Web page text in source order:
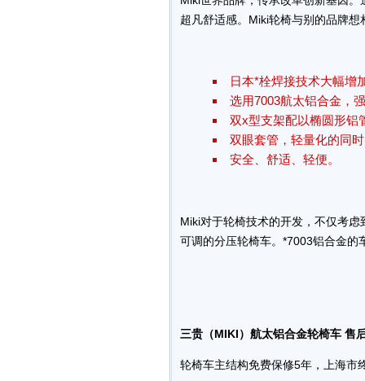
超凡舒适感。Miki轮椅与别的品牌
日本*栓焊接技术大幅增
选用7003航太铝合金，
双x型支架配以椭圆形铝
双眼套管，轻量化的同
安全、舒适、轻便。
Miki对于轮椅技术的开发，不仅考
可调的分压轮椅车。*7003铝合金
三贵（MIKI）航太铝合金轮椅车 售
轮椅车主结构免费保修5年，上海市